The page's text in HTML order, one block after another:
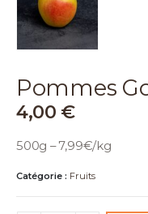
Pommes
4,00 €
500g – 7,99€/kg
Catégorie : Fruits